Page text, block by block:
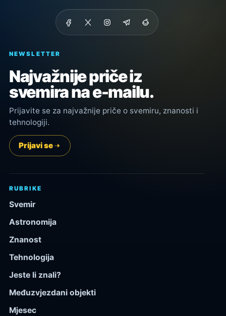
NEWSLETTER
Najvažnije priče iz
svemira na e-mailu.
Prijavite se za najvažnije priče o svemiru, znanosti i
tehnologiji.
Prijavi se
RUBRIKE
Svemir
Astronomija
Znanost
Tehnologija
Jeste li znali?
Međuzvjezdani objekti
Mjesec